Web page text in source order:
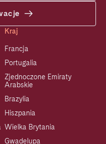
Kraj
Francja
Portugalia
Zjednoczone Emiraty
Arabskie
Brazylia
Hiszpania
Wielka Brytania
Gwadelupa